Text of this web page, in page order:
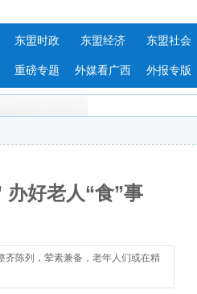
东盟时政 东盟经济 东盟社会
重磅专题 外媒看广西 外报专版
好老人“食”事
齐陈列，荤素兼备，老年人们或在精